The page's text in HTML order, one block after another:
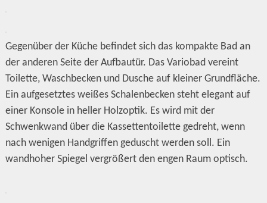
Gegenüber der Küche befindet sich das kompakte Bad an
der anderen Seite der Aufbautür. Das Variobad vereint
Toilette, Waschbecken und Dusche auf kleiner Grundfläche.
Ein aufgesetztes weißes Schalenbecken steht elegant auf
einer Konsole in heller Holzoptik. Es wird mit der
Schwenkwand über die Kassettentoilette gedreht, wenn
nach wenigen Handgriffen geduscht werden soll. Ein
wandhoher Spiegel vergrößert den engen Raum optisch.